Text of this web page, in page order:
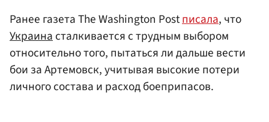
Ранее газета The Washington Postписала, что
Украинасталкивается с трудным выбором
относительно того, пытаться ли дальше вести
бои за Артемовск, учитывая высокие потери
личного состава и расход боеприпасов.